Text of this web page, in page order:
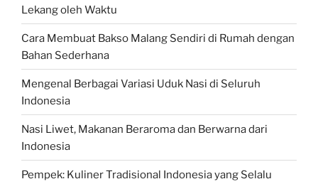
Lekang oleh Waktu
Cara Membuat Bakso Malang Sendiri di Rumah dengan
Bahan Sederhana
Mengenal Berbagai Variasi Uduk Nasi di Seluruh
Indonesia
Nasi Liwet, Makanan Beraroma dan Berwarna dari
Indonesia
Pempek: Kuliner Tradisional Indonesia yang Selalu